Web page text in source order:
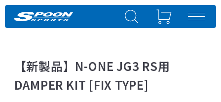
【新製品】N-ONE JG3 RS用
DAMPER KIT [FIX TYPE]